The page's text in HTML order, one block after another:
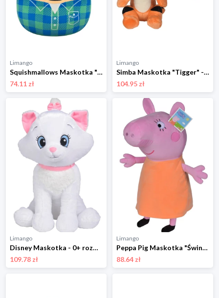
Limango
Squishmallows Maskotka "Prince" - wys. 30 cm - 3+ rozmiar: onesize
74.11 zł
Limango
Simba Maskotka "Tigger" - 0+ rozmiar: onesize
104.95 zł
Limango
Disney Maskotka - 0+ rozmiar: onesize
109.78 zł
Limango
Peppa Pig Maskotka "Świnka Peppa" - 0+ rozmiar: onesize
88.64 zł